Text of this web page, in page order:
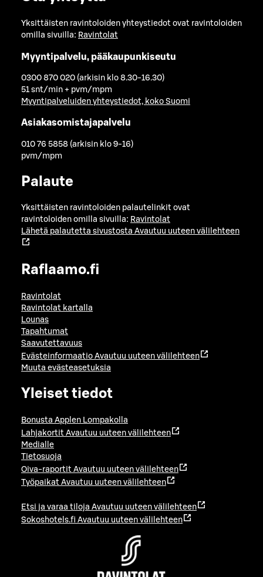
Yksittäisten ravintoloiden yhteystiedot ovat ravintoloiden
omilla sivuilla: Ravintolat
Myyntipalvelu, pääkaupunkiseutu
0300 870 020 (arkisin klo 8.30-16.30)
51 snt/min + pvm/mpm
Myyntipalveluiden yhteystiedot, koko Suomi
Asiakasomistajapalvelu
010 76 5858 (arkisin klo 9-16)
pvm/mpm
Palaute
Yksittäisten ravintoloiden palautelinkit ovat
ravintoloiden omilla sivuilla: Ravintolat
Lähetä palautetta sivustosta Avautuu uuteen välilehteen
Raflaamo.fi
Ravintolat
Ravintolat kartalla
Lounas
Tapahtumat
Saavutettavuus
Evästeinformaatio Avautuu uuteen välilehteen
Muuta evästeasetuksia
Yleiset tiedot
Bonusta Applen Lompakolla
Lahjakortit Avautuu uuteen välilehteen
Medialle
Tietosuoja
Oiva-raportit Avautuu uuteen välilehteen
Työpaikat Avautuu uuteen välilehteen
Etsi ja varaa tiloja Avautuu uuteen välilehteen
Sokoshotels.fi Avautuu uuteen välilehteen